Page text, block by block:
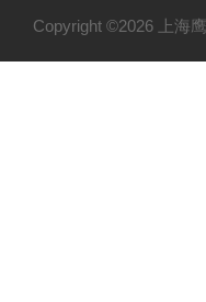
Copyright ©2026 上海